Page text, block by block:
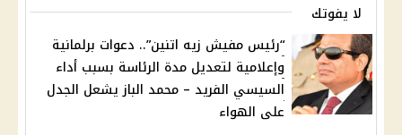
لا يفوتك
“رئيس مفيش زيه اتنين”.. دعوات برلمانية
وإعلامية لتعديل مدة الرئاسة بسبب أداء
السيسي الفريد – محمد الباز يشعل الجدل
على الهواء